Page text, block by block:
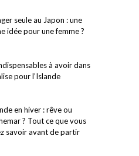
seule au Japon : une
idée pour une femme ?
à avoir dans
pour l’Islande
en hiver : rêve ou
? Tout ce que vous
savoir avant de partir